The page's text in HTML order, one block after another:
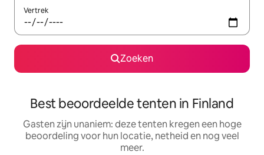
Vertrek
Zoeken
Best beoordeelde tenten in Finland
Gasten zijn unaniem: deze tenten kregen een hoge
beoordeling voor hun locatie, netheid en nog veel
meer.